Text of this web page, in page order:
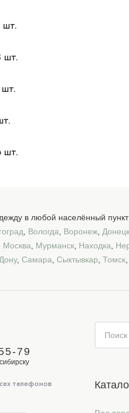
шт.
шт.
шт.
шт.
в любой населённый
Вологда Воронеж Донецк
Москва Мурманск Находка
, Самара Сыктывкар Томск
79
телефонов